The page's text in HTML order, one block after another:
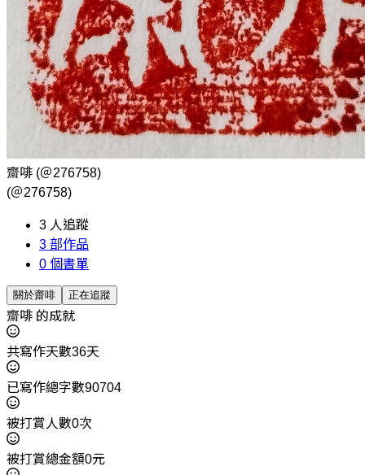
齋啡 (＠276758)
(＠276758)
3 人追蹤
3 部作品
0 個書單
關於齋啡 正在追蹤
齋啡 的成就
共寫作天數36天
已寫作總字數90704
被打賞人數0次
被打賞總金額0元